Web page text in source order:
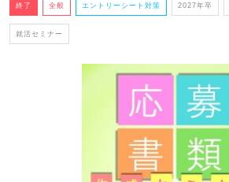
終了 全般 エントリーシート対策 2027年卒
就活セミナー